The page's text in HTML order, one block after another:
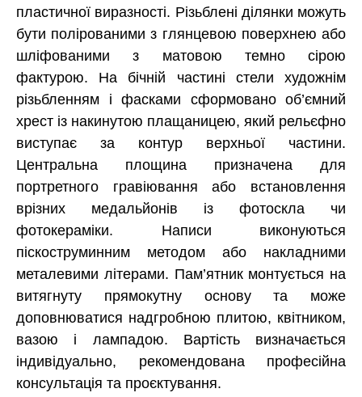
пластичної виразності. Різьблені ділянки можуть
бути полірованими з глянцевою поверхнею або
шліфованими з матовою темно сірою
фактурою. На бічній частині стели художнім
різьбленням і фасками сформовано об’ємний
хрест із накинутою плащаницею, який рельєфно
виступає за контур верхньої частини.
Центральна площина призначена для
портретного гравіювання або встановлення
врізних медальйонів із фотоскла чи
фотокераміки. Написи виконуються
піскоструминним методом або накладними
металевими літерами. Пам’ятник монтується на
витягнуту прямокутну основу та може
доповнюватися надгробною плитою, квітником,
вазою і лампадою. Вартість визначається
індивідуально, рекомендована професійна
консультація та проєктування.